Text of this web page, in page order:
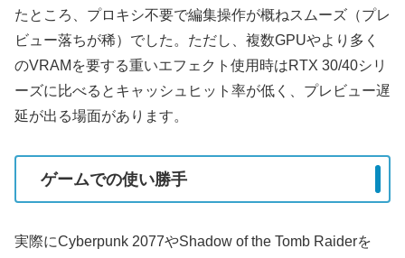
たところ、プロキシ不要で編集操作が概ねスムーズ（プレ
ビュー落ちが稀）でした。ただし、複数GPUやより多く
のVRAMを要する重いエフェクト使用時はRTX 30/40シリ
ーズに比べるとキャッシュヒット率が低く、プレビュー遅
延が出る場面があります。
ゲームでの使い勝手
実際にCyberpunk 2077やShadow of the Tomb Raiderを